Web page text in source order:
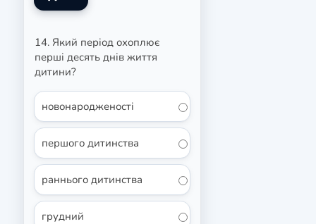
14. Який період охоплює
перші десять днів життя
дитини?
новонародженості
першого дитинства
раннього дитинства
грудний